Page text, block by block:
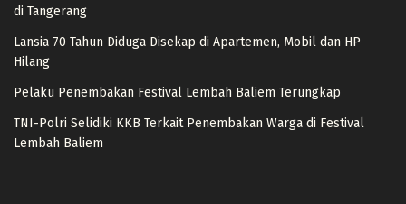
di Tangerang
Lansia 70 Tahun Diduga Disekap di Apartemen, Mobil dan HP
Hilang
Pelaku Penembakan Festival Lembah Baliem Terungkap
TNI-Polri Selidiki KKB Terkait Penembakan Warga di Festival
Lembah Baliem